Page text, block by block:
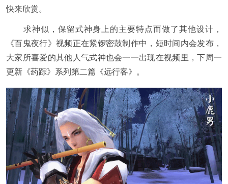
快来欣赏。
求神似，保留式神身上的主要特点而做了其他设计，
《百鬼夜行》视频正在紧锣密鼓制作中，短时间内会发布，
大家所喜爱的其他人气式神也会一一出现在视频里，下周一
更新《药踪》系列第二篇《远行客》。